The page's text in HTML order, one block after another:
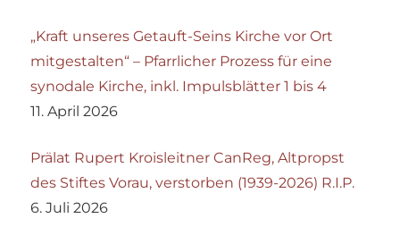
„Kraft unseres Getauft-Seins Kirche vor Ort
mitgestalten“ – Pfarrlicher Prozess für eine
synodale Kirche, inkl. Impulsblätter 1 bis 4
11. April 2026
Prälat Rupert Kroisleitner CanReg, Altpropst
des Stiftes Vorau, verstorben (1939-2026) R.I.P.
6. Juli 2026